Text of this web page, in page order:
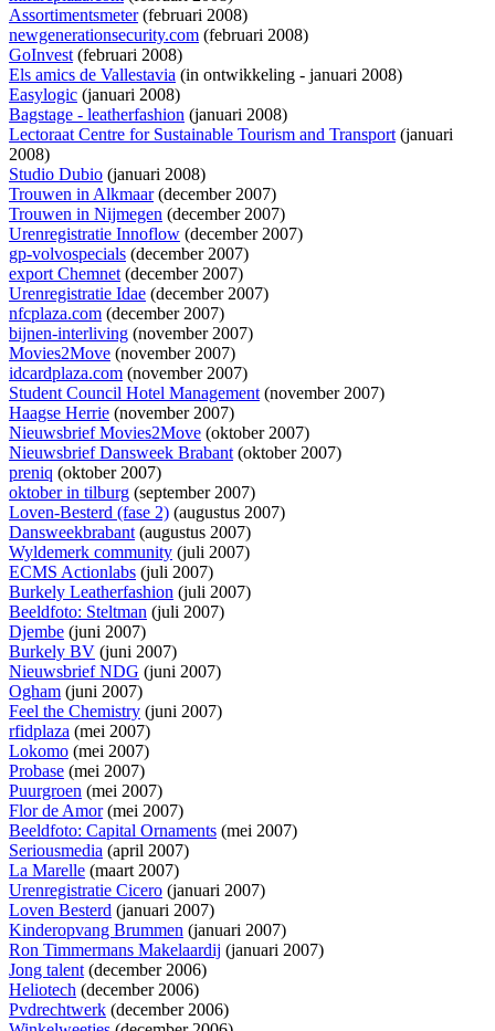
Assortimentsmeter(februari 2008)
newgenerationsecurity.com (februari 2008)
GoInvest(februari 2008)
Els amics de Vallestavia (in ontwikkeling - januari 2008)
Easylogic (januari 2008)
Bagstage - leatherfashion (januari 2008)
Lectoraat Centre for Sustainable Tourism and Transport(januari
2008)
Studio Dubio (januari 2008)
Trouwen in Alkmaar(december 2007)
Trouwen in Nijmegen (december 2007)
Urenregistratie Innoflow (december 2007)
gp-volvospecials (december 2007)
export Chemnet(december 2007)
Urenregistratie Idae (december 2007)
nfcplaza.com (december 2007)
bijnen-interliving (november 2007)
Movies2Move (november 2007)
idcardplaza.com (november 2007)
Student Council Hotel Management(november 2007)
Haagse Herrie (november 2007)
Nieuwsbrief Movies2Move (oktober 2007)
Nieuwsbrief Dansweek Brabant(oktober 2007)
preniq (oktober 2007)
oktober in tilburg (september 2007)
Loven-Besterd (fase 2) (augustus 2007)
Dansweekbrabant(augustus 2007)
Wyldemerk community (juli 2007)
ECMS Actionlabs (juli 2007)
Burkely Leatherfashion (juli 2007)
Beeldfoto: Steltman (juli 2007)
Djembe (juni 2007)
Burkely BV (juni 2007)
Nieuwsbrief NDG (juni 2007)
Ogham (juni 2007)
Feel the Chemistry (juni 2007)
rfidplaza (mei 2007)
Lokomo (mei 2007)
Probase (mei 2007)
Puurgroen (mei 2007)
Flor de Amor(mei 2007)
Beeldfoto: Capital Ornaments (mei 2007)
Seriousmedia (april 2007)
La Marelle (maart 2007)
Urenregistratie Cicero (januari 2007)
Loven Besterd (januari 2007)
Kinderopvang Brummen (januari 2007)
Ron Timmermans Makelaardij (januari 2007)
Jong talent(december 2006)
Heliotech (december 2006)
Pvdrechtwerk (december 2006)